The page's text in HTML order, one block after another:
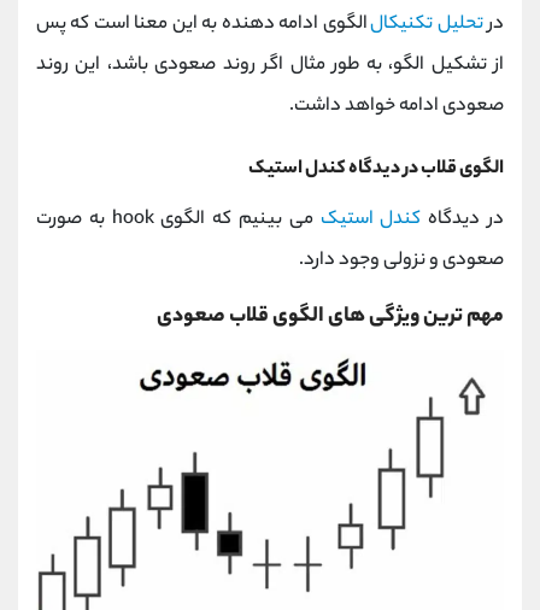
درتحلیل تکنیکالالگوی ادامه دهنده به این معنا است که پس
از تشکیل الگو، به طور مثال اگر روند صعودی باشد، این روند
صعودی ادامه خواهد داشت.
الگوی قلاب در دیدگاه کندل استیک
در دیدگاه کندل استیک
می بینیم که الگوی hook به صورت
صعودی و نزولی وجود دارد.
مهم ترین ویژگی های الگوی قلاب صعودی